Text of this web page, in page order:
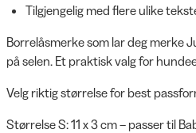
Tilgjengelig med flere ulike
Borrelåsmerke som lar deg merke
på selen. Et praktisk valg for
Velg riktig størrelse for best
Størrelse S: 11 x 3 cm – passer til